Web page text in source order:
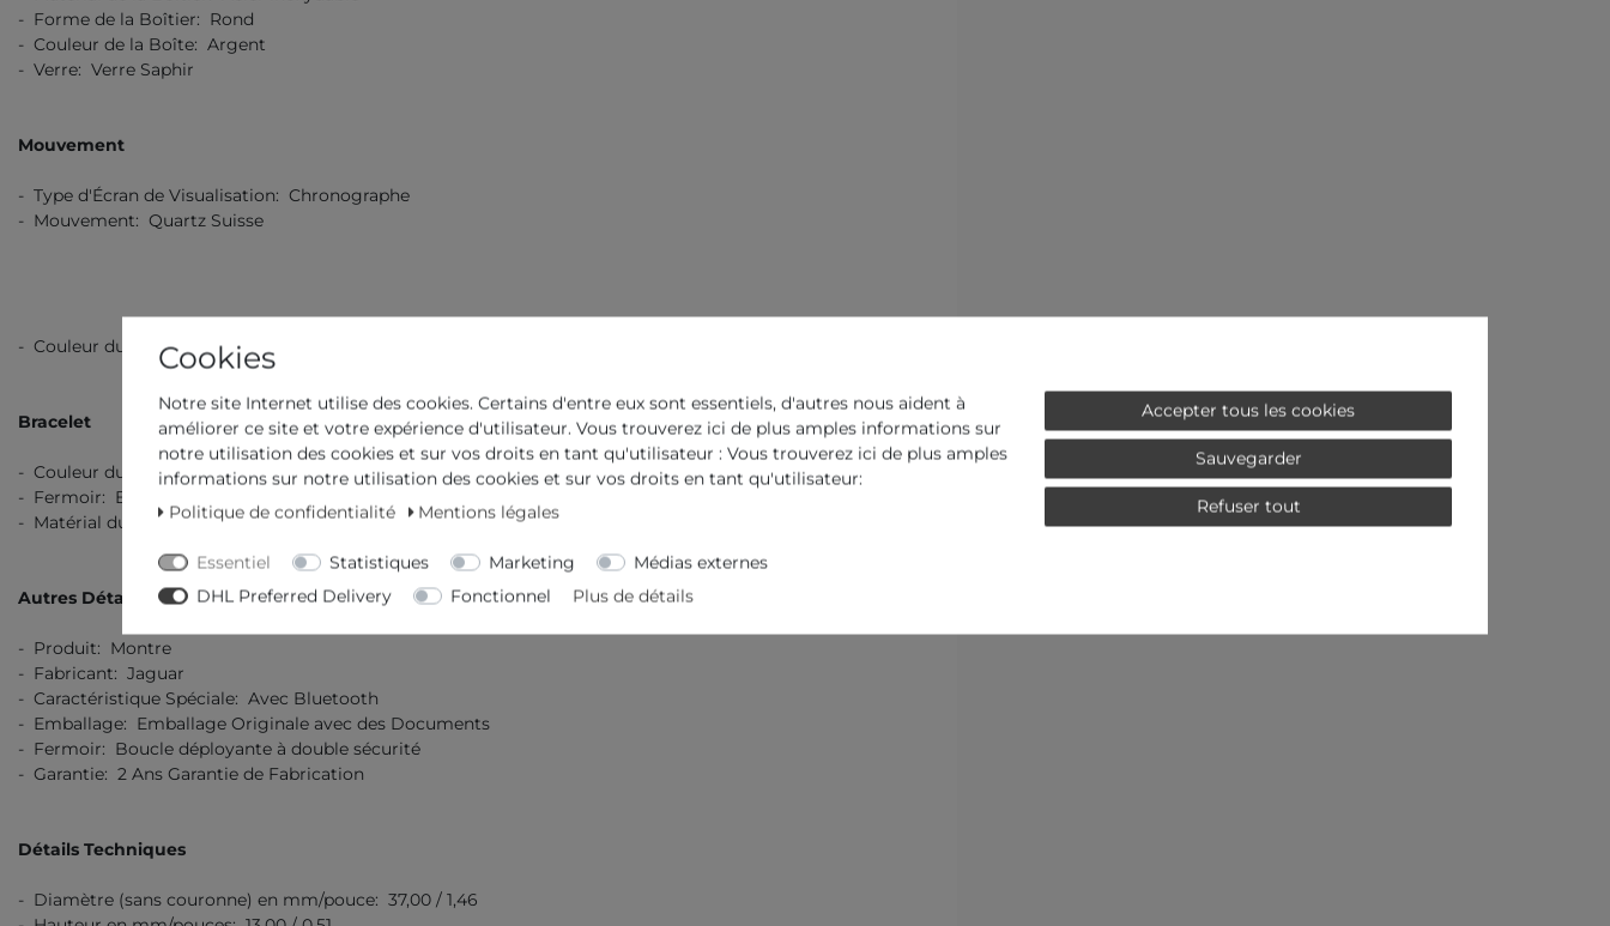
- Forme de la Boîtier: Rond
- Couleur de la Boîte: Argent
- Verre: Verre Saphir
Mouvement
- Type d'Écran de Visualisation: Chronographe
- Mouvement: Quartz Suisse
- Couleur du Cadran: Vert
Bracelet
- Couleur du Bracelet: Argent
- Fermoir: Boucle déployante à double sécurité
- Matérial du Bracelet: Acier inoxydable
Autres Détails
- Produit: Montre
- Fabricant: Jaguar
- Caractéristique Spéciale: Avec Bluetooth
- Emballage: Emballage Originale avec des Documents
- Fermoir: Boucle déployante à double sécurité
- Garantie: 2 Ans Garantie de Fabrication
Détails Techniques
- Diamètre (sans couronne) en mm/pouce: 37,00 / 1,46
Cookies
Notre site Internet utilise des cookies. Certains d'entre eux sont essentiels, d'autres nous aident à
améliorer ce site et votre expérience d'utilisateur. Vous trouverez ici de plus amples informations sur
notre utilisation des cookies et sur vos droits en tant qu'utilisateur : Vous trouverez ici de plus amples
informations sur notre utilisation des cookies et sur vos droits en tant qu'utilisateur:
Politique de confidentialité
Mentions légales
Essentiel Statistiques Marketing
Médias externes
DHL Preferred Delivery
Fonctionnel Plus de détails
Accepter tous les cookies
Sauvegarder
Refuser tout